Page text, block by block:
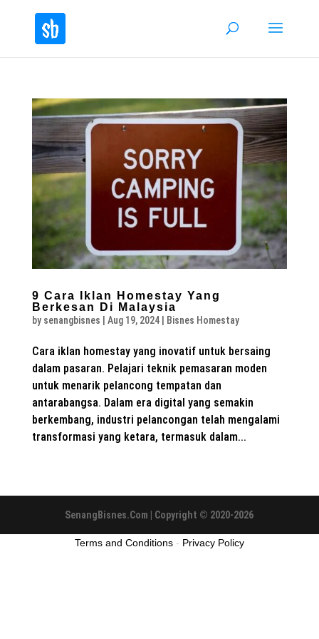
9 Cara Iklan Homestay Yang
Berkesan Di Malaysia
by senangbisnes Aug 19, 2024| Bisnes Homestay
Cara iklan homestay yang inovatif untuk bersaing
dalam pasaran. Pelajari teknik pemasaran moden
untuk menarik pelancong tempatan dan
antarabangsa. Dalam era digital yang semakin
berkembang, industri pelancongan telah mengalami
transformasi yang ketara, termasuk dalam...
SenangBisnes.Com | Copyright © 2020-2026
Terms and Conditions - Privacy Policy